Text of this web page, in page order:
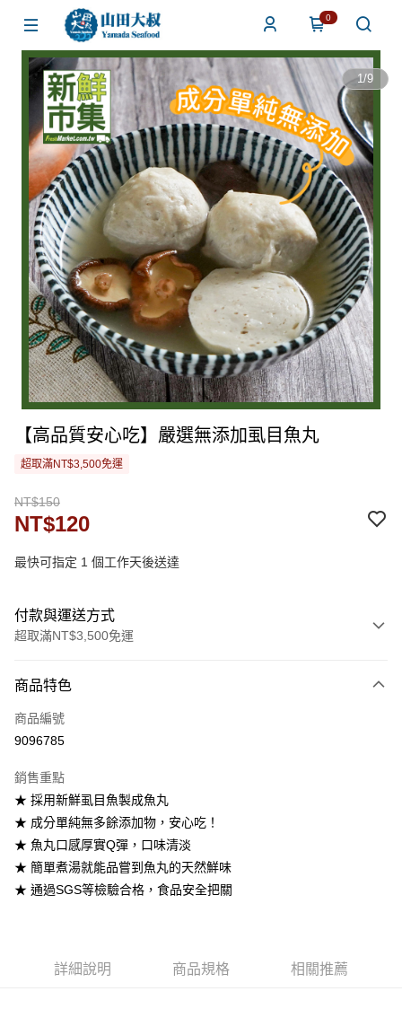
0
1/9
【高品質安心吃】嚴選無添加虱目魚丸
超取滿NT$3,500免運
NT$150
NT$120
最快可指定 1 個工作天後送達
付款與運送方式
超取滿NT$3,500免運
信用卡一次付款
LINE Pay
悠遊付
ATM付款
運送方式
冷凍宅配
商品特色
商品編號
9096785
銷售重點
★ 採用新鮮虱目魚製成魚丸
★ 成分單純無多餘添加物，安心吃！
★ 魚丸口感厚實Q彈，口味清淡
★ 簡單煮湯就能品嘗到魚丸的天然鮮味
★ 通過SGS等檢驗合格，食品安全把關
詳細說明 商品規格 相關推薦